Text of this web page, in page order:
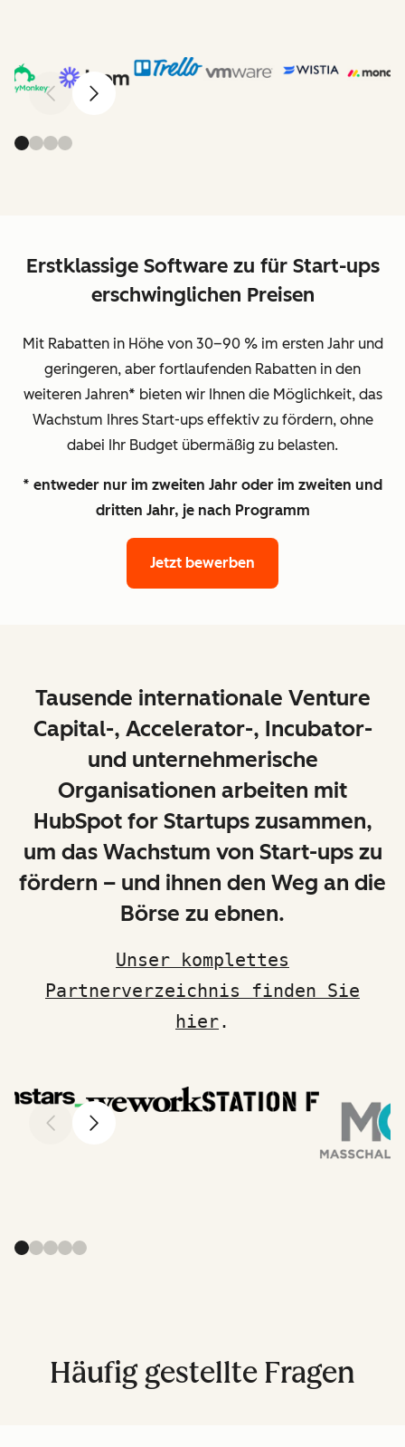
ZurückWeiter
Erstklassige Software zu für Start-ups
erschwinglichen Preisen
Mit Rabatten in Höhe von 30–90 % im ersten Jahr und
geringeren, aber fortlaufenden Rabatten in den
weiteren Jahren* bieten wir Ihnen die Möglichkeit, das
Wachstum Ihres Start-ups effektiv zu fördern, ohne
dabei Ihr Budget übermäßig zu belasten.
* entweder nur im zweiten Jahr oder im zweiten und
dritten Jahr, je nach Programm
Jetzt bewerben
Tausende internationale Venture
Capital-, Accelerator-, Incubator-
und unternehmerische
Organisationen arbeiten mit
HubSpot for Startups zusammen,
um das Wachstum von Start-ups zu
fördern – und ihnen den Weg an die
Börse zu ebnen.
Unser komplettes
Partnerverzeichnis finden Sie
hier.
ZurückWeiter
Häufig gestellte Fragen